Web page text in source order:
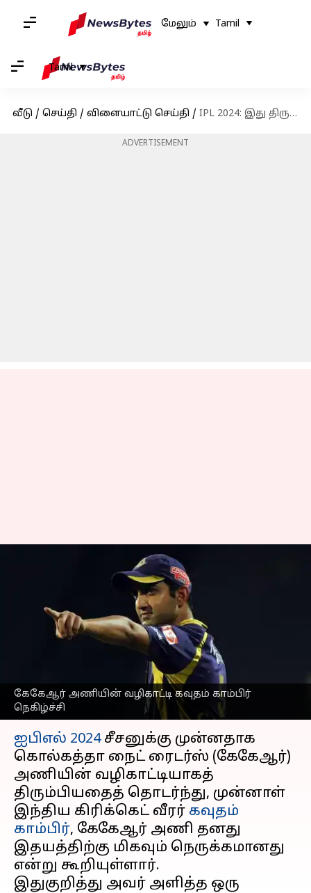
மேலும் Tamil
Tamil
வீடு / செய்தி / விளையாட்டு செய்தி / IPL 2024: இது திருப்பி கொடுக்கும் நேரம்; கேகேஆர் அணியின் வழிகாட்டி கவுதம் காம்பிர் நெகிழ்ச்சி
ADVERTISEMENT
கேகேஆர் அணியின் வழிகாட்டி கவுதம் காம்பிர்
நெகிழ்ச்சி
IPL 2024: இது திருப்பி
கொடுக்கும் நேரம்;
கேகேஆர் அணியின்
வழிகாட்டி கவுதம் காம்பிர்
நெகிழ்ச்சி
Nov 29, 2023 08:33 pm
செய்தி முன்னோட்டம்
ஐபிஎல் 2024சீசனுக்கு முன்னதாக
கொல்கத்தா நைட் ரைடர்ஸ் (கேகேஆர்)
அணியின் வழிகாட்டியாகத்
திரும்பியதைத் தொடர்ந்து, முன்னாள்
இந்திய கிரிக்கெட் வீரர் கவுதம்
காம்பிர், கேகேஆர் அணி தனது
இதயத்திற்கு மிகவும் நெருக்கமானது
என்று கூறியுள்ளார்.
இதுகுறித்து அவர் அளித்த ஒரு